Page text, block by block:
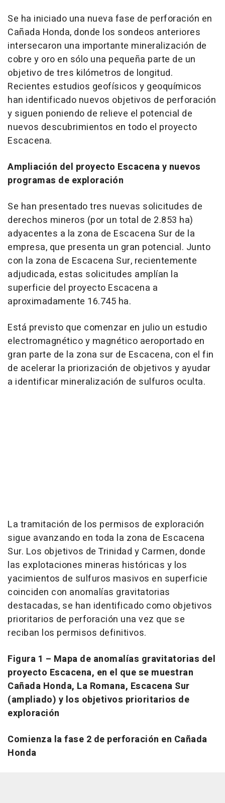
Se ha iniciado una nueva fase de perforación en
Cañada Honda, donde los sondeos anteriores
intersecaron una importante mineralización de
cobre y oro en sólo una pequeña parte de un
objetivo de tres kilómetros de longitud.
Recientes estudios geofísicos y geoquímicos
han identificado nuevos objetivos de perforación
y siguen poniendo de relieve el potencial de
nuevos descubrimientos en todo el proyecto
Escacena.
Ampliación del proyecto Escacena y nuevos
programas de exploración
Se han presentado tres nuevas solicitudes de
derechos mineros (por un total de 2.853 ha)
adyacentes a la zona de Escacena Sur de la
empresa, que presenta un gran potencial. Junto
con la zona de Escacena Sur, recientemente
adjudicada, estas solicitudes amplían la
superficie del proyecto Escacena a
aproximadamente 16.745 ha.
Está previsto que comenzar en julio un estudio
electromagnético y magnético aeroportado en
gran parte de la zona sur de Escacena, con el fin
de acelerar la priorización de objetivos y ayudar
a identificar mineralización de sulfuros oculta.
La tramitación de los permisos de exploración
sigue avanzando en toda la zona de Escacena
Sur. Los objetivos de Trinidad y Carmen, donde
las explotaciones mineras históricas y los
yacimientos de sulfuros masivos en superficie
coinciden con anomalías gravitatorias
destacadas, se han identificado como objetivos
prioritarios de perforación una vez que se
reciban los permisos definitivos.
Figura 1 – Mapa de anomalías gravitatorias del
proyecto Escacena, en el que se muestran
Cañada Honda, La Romana, Escacena Sur
(ampliado) y los objetivos prioritarios de
exploración
Comienza la fase 2 de perforación en Cañada
Honda